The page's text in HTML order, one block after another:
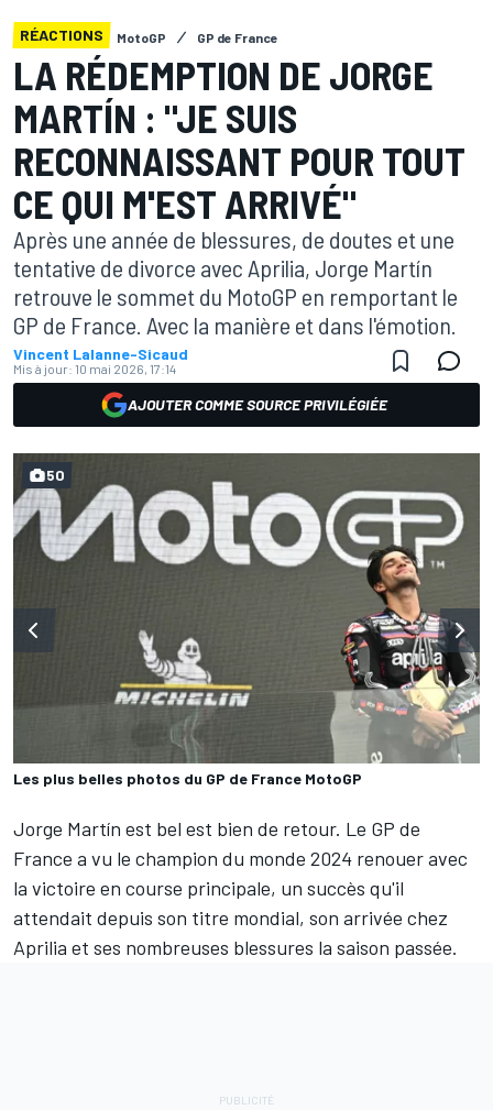
RÉACTIONS MotoGP GP de France
LA RÉDEMPTION DE JORGE
MARTÍN : "JE SUIS
RECONNAISSANT POUR TOUT
CE QUI M'EST ARRIVÉ"
Après une année de blessures, de doutes et une
tentative de divorce avec Aprilia, Jorge Martín
retrouve le sommet du MotoGP en remportant le
GP de France. Avec la manière et dans l'émotion.
Vincent Lalanne-Sicaud
Mis à jour: 10 mai 2026, 17:14
AJOUTER COMME SOURCE PRIVILÉGIÉE
Les plus belles photos du GP de France MotoGP
50
Jorge Martín est bel est bien de retour. Le GP de
France a vu le champion du monde 2024 renouer avec
la victoire en course principale, un succès qu'il
attendait depuis son titre mondial, son arrivée chez
Aprilia et ses nombreuses blessures la saison passée.